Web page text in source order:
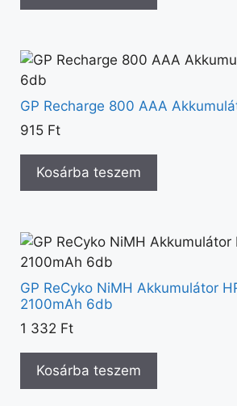
GP Recharge 800 AAA
915 Ft
Kosárba teszem
GP ReCyko NiMH Akkumulátor
2100mAh 6db
1 332 Ft
Kosárba teszem